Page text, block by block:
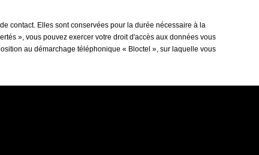
contact. Elles sont conservées pour la durée nécessaire à la
», vous pouvez exercer votre droit d'accès aux données vous
au démarchage téléphonique « Bloctel », sur laquelle vous